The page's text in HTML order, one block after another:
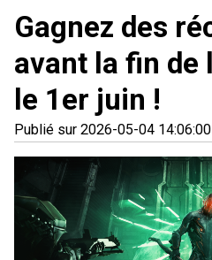
Gagnez des
avant la fin de
le 1er juin !
Publié sur 2026-05-04 14:06:00